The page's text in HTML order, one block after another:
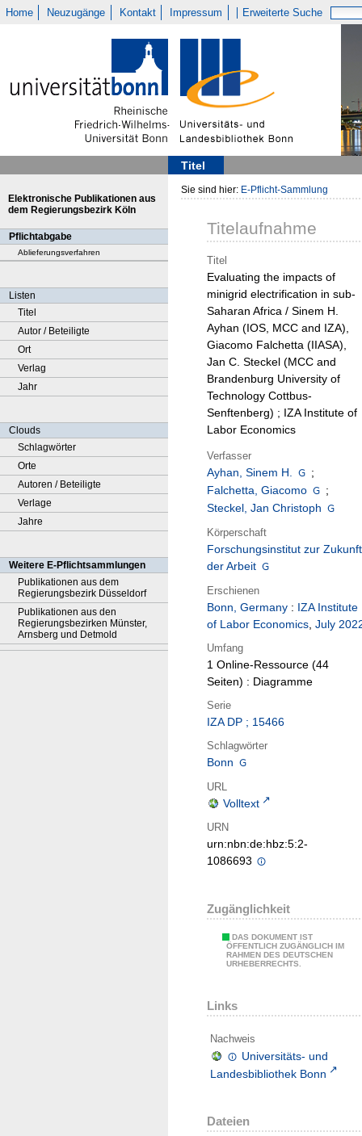
Home Neuzugänge Kontakt Impressum Erweiterte Suche
Titel
Elektronische Publikationen aus
dem Regierungsbezirk Köln
Pflichtabgabe
Ablieferungsverfahren
Listen
Titel
Autor / Beteiligte
Ort
Verlag
Jahr
Clouds
Schlagwörter
Orte
Autoren / Beteiligte
Verlage
Jahre
Weitere E-Pflichtsammlungen
Publikationen aus dem
Regierungsbezirk Düsseldorf
Publikationen aus den
Regierungsbezirken Münster,
Arnsberg und Detmold
Sie sind hier: E-Pflicht-Sammlung
Titelaufnahme
Titel
Evaluating the impacts of
minigrid electrification in sub-
Saharan Africa / Sinem H.
Ayhan (IOS, MCC and IZA),
Giacomo Falchetta (IIASA),
Jan C. Steckel (MCC and
Brandenburg University of
Technology Cottbus-
Senftenberg) ; IZA Institute of
Labor Economics
Verfasser
Ayhan, Sinem H.
;
Falchetta, Giacomo
;
Steckel, Jan Christoph
Körperschaft
Forschungsinstitut zur Zukunft
der Arbeit
Erschienen
Bonn, Germany : IZA Institute
of Labor Economics, July
Umfang
1 Online-Ressource (44
Seiten) : Diagramme
Serie
IZA DP ; 15466
Schlagwörter
Bonn
URL
Volltext
URN
urn:nbn:de:hbz:5:2-
1086693
Zugänglichkeit
DAS DOKUMENT IST
ÖFFENTLICH ZUGÄNGLICH IM
RAHMEN DES DEUTSCHEN
URHEBERRECHTS.
Links
Nachweis
Universitäts- und
Landesbibliothek Bonn
Dateien